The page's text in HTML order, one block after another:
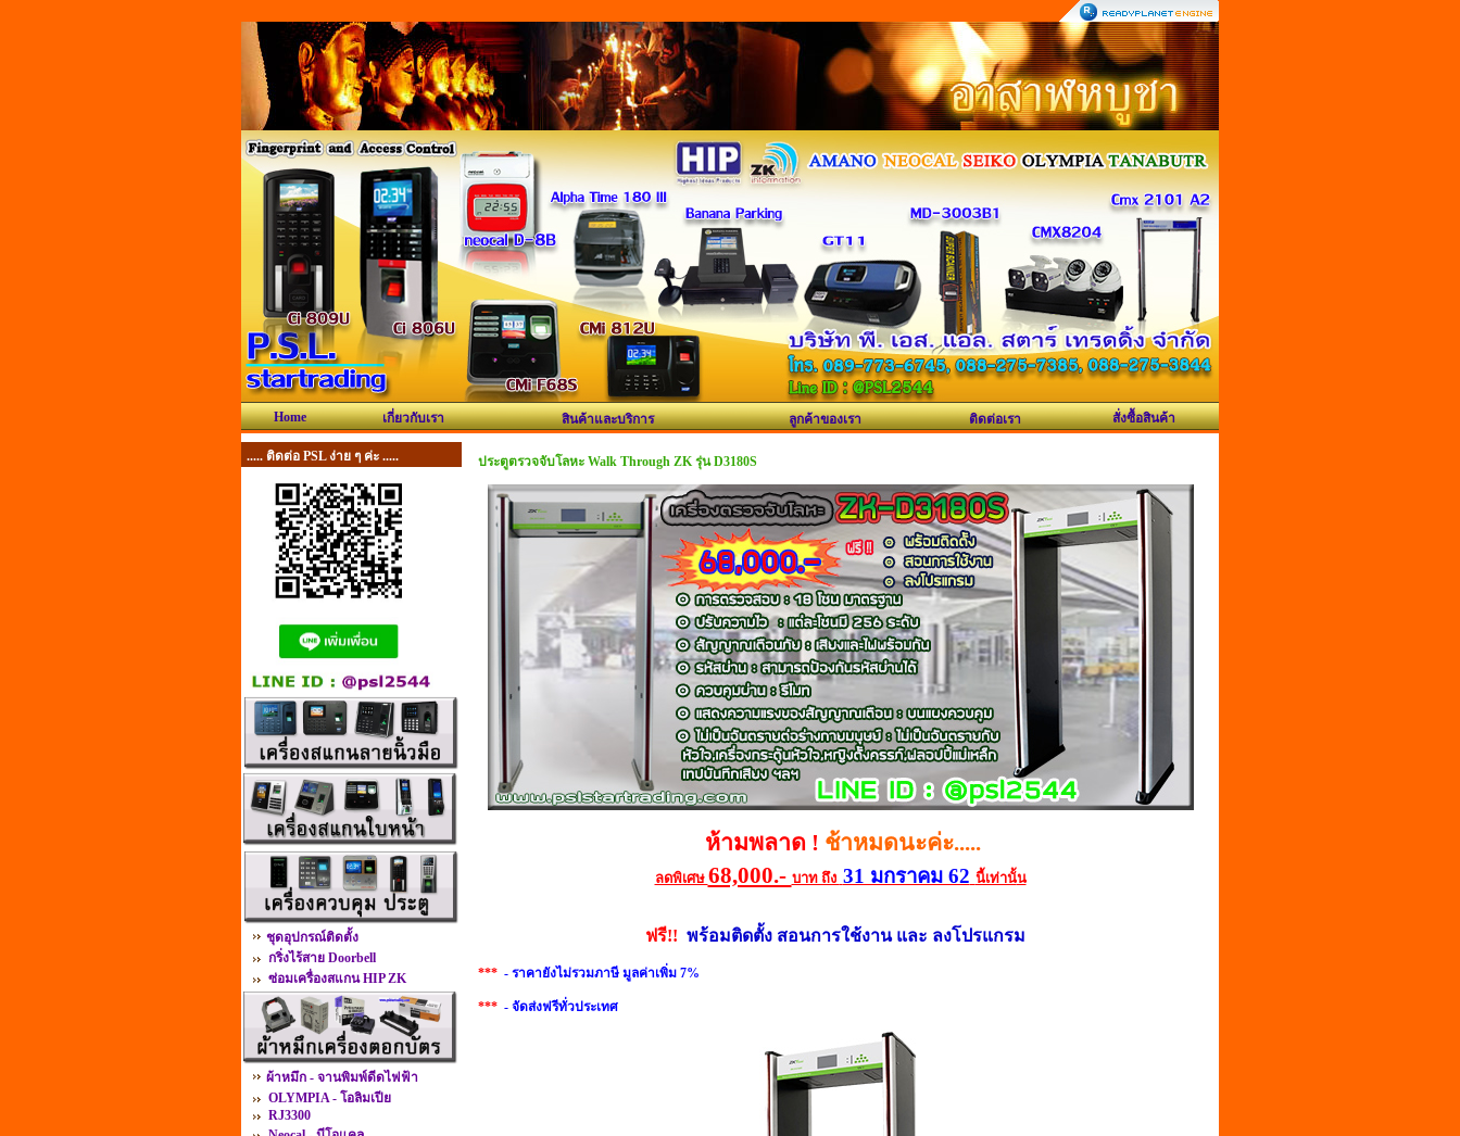
Home เกี่ยวกับเรา สินค้าและบริการ ลูกค้าของเรา ติดต่อเรา สั่งซื้อสินค้า
..... ติดต่อ PSL ง่าย ๆ ค่ะ .....
ชุดอุปกรณ์ติดตั้ง
กริ่งไร้สาย Doorbell
ซ่อมเครื่องสแกน HIP ZK
ผ้าหมึก - จานพิมพ์ดีดไฟฟ้า
OLYMPIA - โอลิมเปีย
RJ3300
ประตูตรวจจับโลหะ Walk Through ZK รุ่น D3180S
ห้ามพลาด ! ช้าหมดนะค่ะ.....
ลดพิเศษ 68,000.- บาท ถึง 31 มกราคม 62 นี้เท่านั้น
ฟรี!! พร้อมติดตั้ง สอนการใช้งาน และ ลงโปรแกรม
*** - ราคายังไม่รวมภาษี มูลค่าเพิ่ม 7%
*** - จัดส่งฟรีทั่วประเทศ